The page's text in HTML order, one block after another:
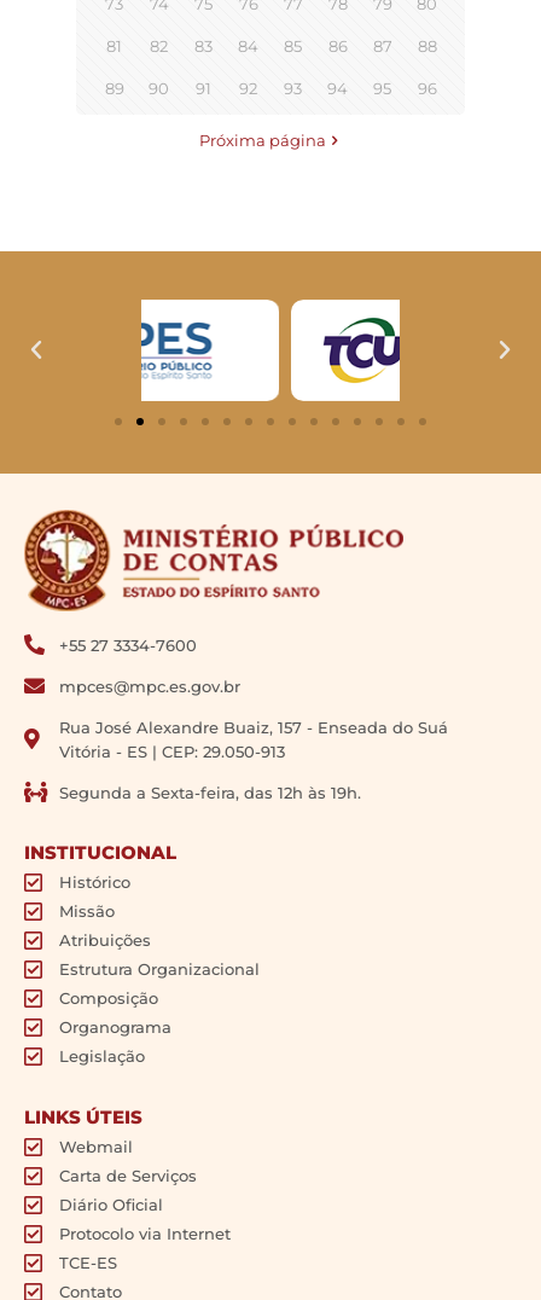
73 74 75 76 77 78 79 80
81 82 83 84 85 86 87 88
89 90 91 92 93 94 95 96
Próxima página
+55 27 3334-7600
mpces@mpc.es.gov.br
Rua José Alexandre Buaiz, 157 - Enseada do Suá
Vitória - ES | CEP: 29.050-913
Segunda a Sexta-feira, das 12h às 19h.
INSTITUCIONAL
Histórico
Missão
Atribuições
Estrutura Organizacional
Composição
Organograma
Legislação
LINKS ÚTEIS
Webmail
Carta de Serviços
Diário Oficial
Protocolo via Internet
TCE-ES
Contato